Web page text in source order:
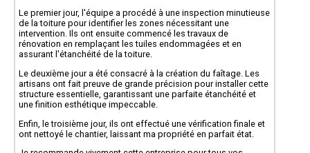
Le premier jour, l'équipe a procédé à une inspection minutieuse
de la toiture pour identifier les zones nécessitant une
intervention. Ils ont ensuite commencé les travaux de
rénovation en remplaçant les tuiles endommagées et en
assurant l'étanchéité de la toiture.
Le deuxième jour a été consacré à la création du faîtage. Les
artisans ont fait preuve de grande précision pour installer cette
structure essentielle, garantissant une parfaite étanchéité et
une finition esthétique impeccable.
Enfin, le troisième jour, ils ont effectué une vérification finale et
ont nettoyé le chantier, laissant ma propriété en parfait état.